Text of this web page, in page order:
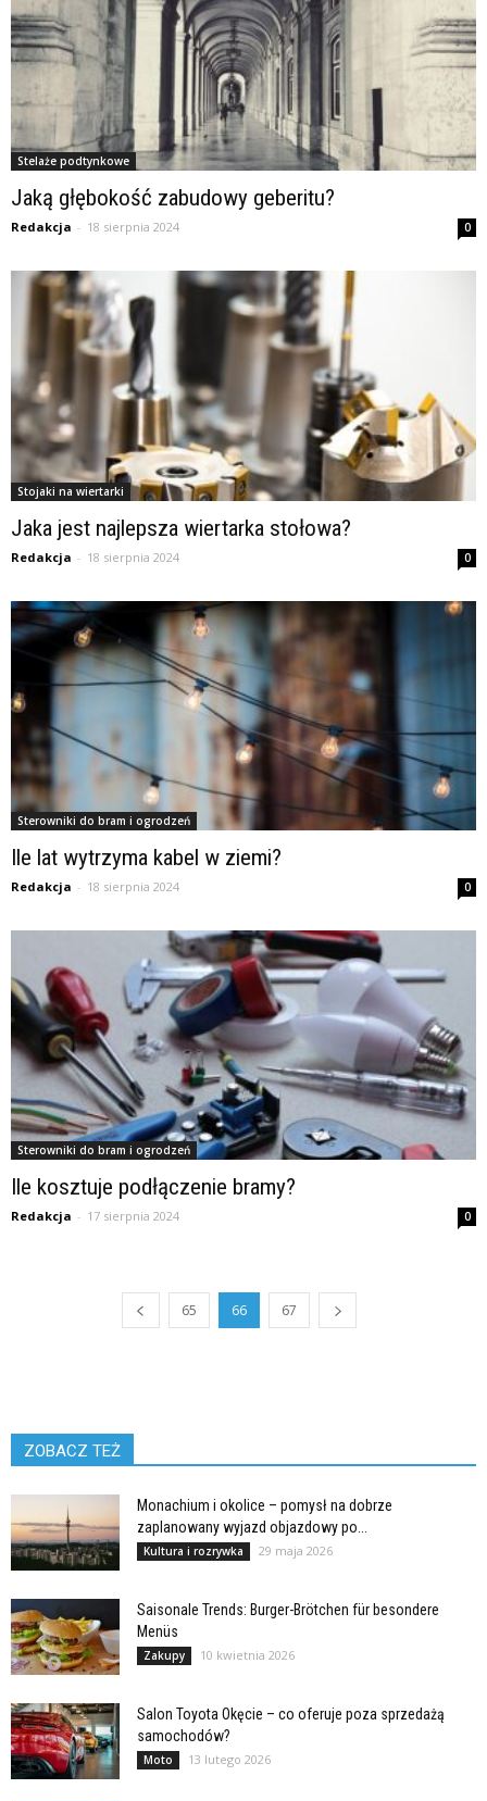
Stelaże podtynkowe
Jaką głębokość zabudowy geberitu?
Redakcja - 18 sierpnia 2024 0
Stojaki na wiertarki
Jaka jest najlepsza wiertarka stołowa?
Redakcja - 18 sierpnia 2024 0
Sterowniki do bram i ogrodzeń
Ile lat wytrzyma kabel w ziemi?
Redakcja - 18 sierpnia 2024 0
Sterowniki do bram i ogrodzeń
Ile kosztuje podłączenie bramy?
Redakcja - 17 sierpnia 2024 0
65 66 67
ZOBACZ TEŻ
Monachium i okolice – pomysł na dobrze
zaplanowany wyjazd objazdowy po...
Kultura i rozrywka 29 maja 2026
Saisonale Trends: Burger-Brötchen für besondere
Menüs
Zakupy 10 kwietnia 2026
Salon Toyota Okęcie – co oferuje poza sprzedażą
samochodów?
Moto 13 lutego 2026